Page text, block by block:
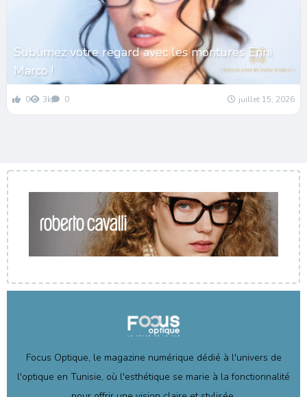
Sublimez votre regard avec les montures Enni
Marco !
0 3k 0 juillet 15, 2026
Focus Optique, le magazine numérique dédié à l'univers de
l'optique en Tunisie, où l'esthétique se marie à la fonctionnalité